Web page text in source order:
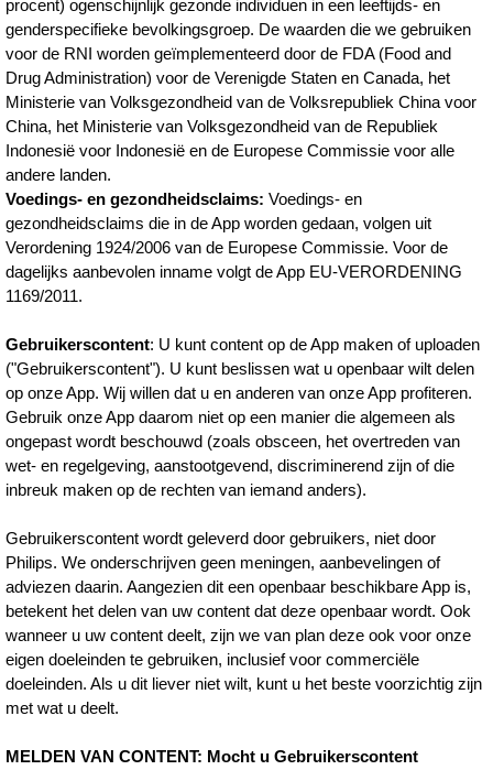
procent) ogenschijnlijk gezonde individuen in een leeftijds- en
genderspecifieke bevolkingsgroep. De waarden die we gebruiken
voor de RNI worden geïmplementeerd door de FDA (Food and
Drug Administration) voor de Verenigde Staten en Canada, het
Ministerie van Volksgezondheid van de Volksrepubliek China voor
China, het Ministerie van Volksgezondheid van de Republiek
Indonesië voor Indonesië en de Europese Commissie voor alle
andere landen.
Voedings- en gezondheidsclaims:Voedings- en
gezondheidsclaims die in de App worden gedaan, volgen uit
Verordening 1924/2006 van de Europese Commissie. Voor de
dagelijks aanbevolen inname volgt de App EU-VERORDENING
1169/2011.
Gebruikerscontent: U kunt content op de App maken of uploaden
("Gebruikerscontent"). U kunt beslissen wat u openbaar wilt delen
op onze App. Wij willen dat u en anderen van onze App profiteren.
Gebruik onze App daarom niet op een manier die algemeen als
ongepast wordt beschouwd (zoals obsceen, het overtreden van
wet- en regelgeving, aanstootgevend, discriminerend zijn of die
inbreuk maken op de rechten van iemand anders).
Gebruikerscontent wordt geleverd door gebruikers, niet door
Philips. We onderschrijven geen meningen, aanbevelingen of
adviezen daarin. Aangezien dit een openbaar beschikbare App is,
betekent het delen van uw content dat deze openbaar wordt. Ook
wanneer u uw content deelt, zijn we van plan deze ook voor onze
eigen doeleinden te gebruiken, inclusief voor commerciële
doeleinden. Als u dit liever niet wilt, kunt u het beste voorzichtig zijn
met wat u deelt.
MELDEN VAN CONTENT: Mocht u Gebruikerscontent